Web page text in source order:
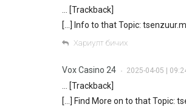
… [Trackback]
[…] Info to that Topic:
Хариулт бичих
Vox Casino 24 • 2025-04-05 |
… [Trackback]
[…] Find More on to that Topic: